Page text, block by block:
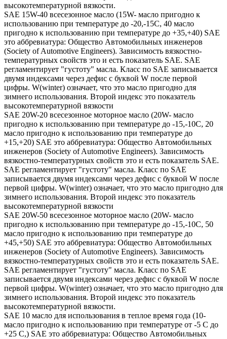
высокотемпературной вязкости.
SAE 15W-40 всесезонное масло (15W- масло пригодно к
использованию при температуре до -20,-15С, 40 масло
пригодно к использованию при температуре до +35,+40) SAE
это аббревиатура: Общество Автомобильных инженеров
(Society of Automotive Engineers). Зависимость вязкостно-
температурных свойств это и есть показатель SAE. SAE
регламентирует "густоту" масла. Класс по SAE записывается
двумя индексами через дефис с буквой W после первой
цифры. W(winter) означает, что это масло пригодно для
зимнего использования. Второй индекс это показатель
высокотемпературной вязкости
SAE 20W-20 всесезонное моторное масло (20W- масло
пригодно к использованию при температуре до -15,-10С, 20
масло пригодно к использованию при температуре до
+15,+20) SAE это аббревиатура: Общество Автомобильных
инженеров (Society of Automotive Engineers). Зависимость
вязкостно-температурных свойств это и есть показатель SAE.
SAE регламентирует "густоту" масла. Класс по SAE
записывается двумя индексами через дефис с буквой W после
первой цифры. W(winter) означает, что это масло пригодно для
зимнего использования. Второй индекс это показатель
высокотемпературной вязкости
SAE 20W-50 всесезонное моторное масло (20W- масло
пригодно к использованию при температуре до -15,-10С, 50
масло пригодно к использованию при температуре до
+45,+50) SAE это аббревиатура: Общество Автомобильных
инженеров (Society of Automotive Engineers). Зависимость
вязкостно-температурных свойств это и есть показатель SAE.
SAE регламентирует "густоту" масла. Класс по SAE
записывается двумя индексами через дефис с буквой W после
первой цифры. W(winter) означает, что это масло пригодно для
зимнего использования. Второй индекс это показатель
высокотемпературной вязкости.
SAE 10 масло для использования в теплое время года (10-
масло пригодно к использованию при температуре от -5 С до
+25 С,) SAE это аббревиатура: Общество Автомобильных